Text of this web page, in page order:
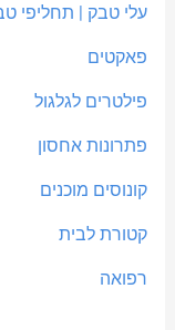
עלי טבק | תחליפי
פאקטים
פילטרים לגלגול
פתרונות אחסון
קונוסים מוכנים
קטורת לבית
רפואה